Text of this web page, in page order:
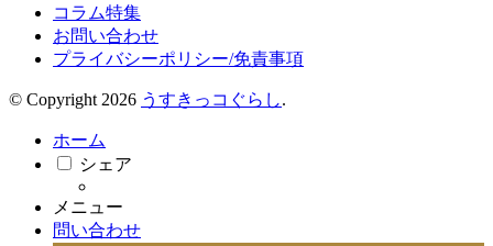
コラム特集
お問い合わせ
プライバシーポリシー/免責事項
© Copyright 2026 うすきっコぐらし.
ホーム
シェア
メニュー
問い合わせ